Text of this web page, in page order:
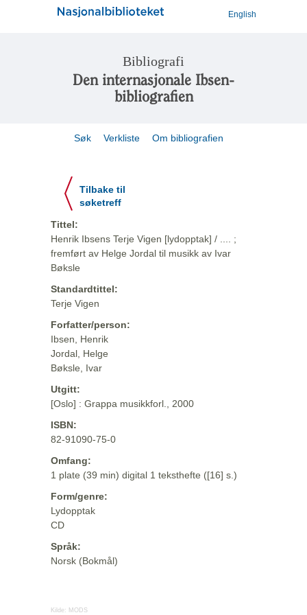
English
Bibliografi
Den internasjonale Ibsen-
bibliografien
Søk Verkliste Om bibliografien
Tilbake til
søketreff
Tittel:
Henrik Ibsens Terje Vigen [lydopptak] / .... ;
fremført av Helge Jordal til musikk av Ivar
Bøksle
Standardtittel:
Terje Vigen
Forfatter/person:
Ibsen, Henrik
Jordal, Helge
Bøksle, Ivar
Utgitt:
[Oslo] : Grappa musikkforl., 2000
ISBN:
82-91090-75-0
Omfang:
1 plate (39 min) digital 1 teksthefte ([16] s.)
Form/genre:
Lydopptak
CD
Språk:
Norsk (Bokmål)
Kilde: MODS